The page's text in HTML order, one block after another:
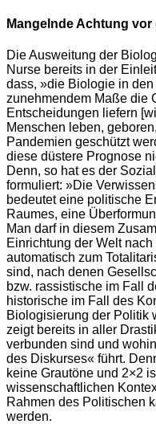
Mangelnde Achtung vor
Die Ausweitung der
Nurse bereits in der
dass, »die Biologie in
zunehmendem Maße die
Entscheidungen liefern
Menschen leben,
Pandemien geschützt
diese düstere Prognose
Denn, so hat es der
formuliert: »Die
bedeutet eine politische
Raumes, eine
Man darf in diesem
Einrichtung der Welt
automatisch zum
sind, nach denen
bzw. rassistische im Fall
historische im Fall des
Biologisierung der Politik
zeigt bereits in aller
verbunden sind und
des Diskurses« führt.
keine Grautöne und 2×2
wissenschaftlichen
Rahmen des Politischen
werden.